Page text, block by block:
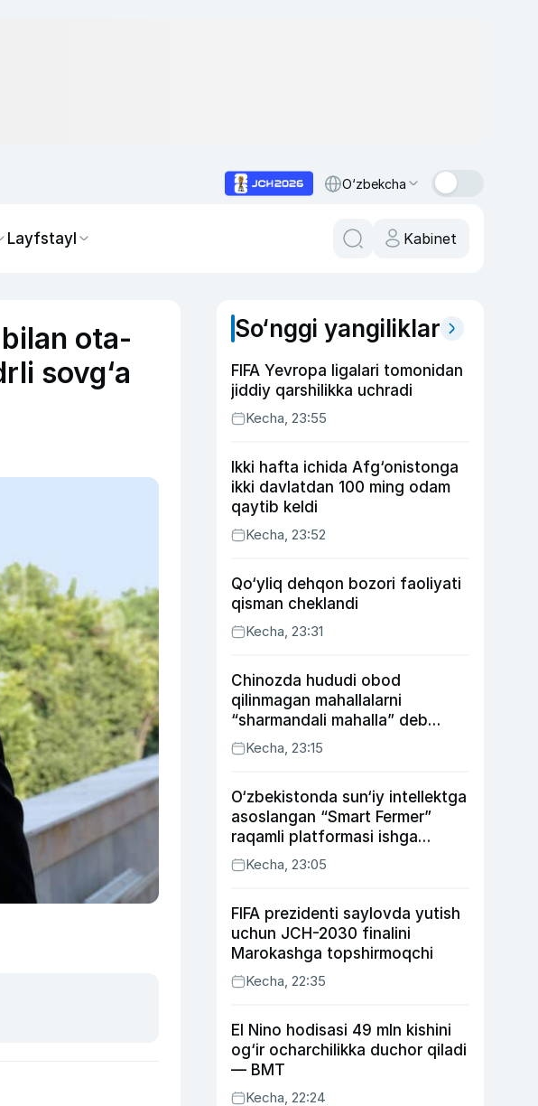
O‘zbekcha
Layfstayl Kabinet
ota-
sovg‘a
So‘nggi yangiliklar
FIFA Yevropa ligalari tomonidan
jiddiy qarshilikka uchradi
Kecha, 23:55
Ikki hafta ichida Afg‘onistonga
ikki davlatdan 100 ming odam
qaytib keldi
Kecha, 23:52
Qo‘yliq dehqon bozori faoliyati
qisman cheklandi
Kecha, 23:31
Chinozda hududi obod
qilinmagan mahallalarni
“sharmandali mahalla” deb
belgilash boshlandi
Kecha, 23:15
O‘zbekistonda sun‘iy intellektga
asoslangan “Smart Fermer”
raqamli platformasi ishga
tushiriladi
Kecha, 23:05
FIFA prezidenti saylovda yutish
uchun JCH-2030 finalini
Marokashga topshirmoqchi
Kecha, 22:35
El Nino hodisasi 49 mln kishini
og‘ir ocharchilikka duchor qiladi
— BMT
Kecha, 22:24